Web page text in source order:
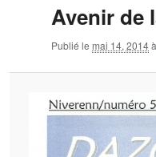
Avenir de
Publié le mai 14, 2014à